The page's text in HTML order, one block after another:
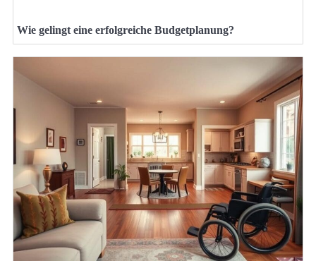
Wie gelingt eine erfolgreiche Budgetplanung?